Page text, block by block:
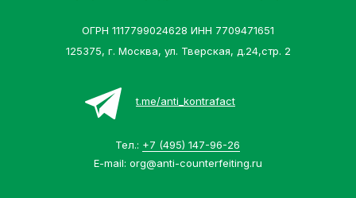
125375, г. Москва, ул. Тверская, д.24,стр. 2
Тел.: +7 (495) 147-96-26
E-mail: org@anti-counterfeiting.ru
ОГРН 1117799024628 ИНН 7709471651
t.me/anti_kontrafact